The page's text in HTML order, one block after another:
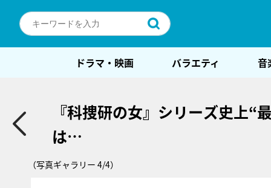
ドラマ・映画 バラエティ 音
『科捜研の女』シリーズ史上
は…
（写真ギャラリー 4/4）